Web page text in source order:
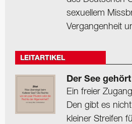
sexuellem
Vergangenheit
LEITARTIKEL
Der See
Ein freier
Den gibt es
kleiner Streifen